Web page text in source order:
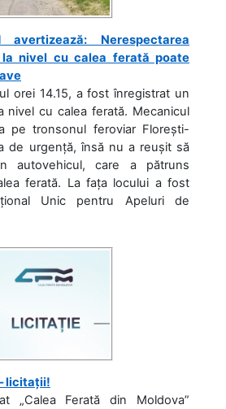
avertizează: Nerespectarea
nivel cu calea ferată poate
orei 14.15, a fost înregistrat un
nivel cu calea ferată. Mecanicul
pe tronsonul feroviar Florești-
de urgență, însă nu a reușit să
autovehicul, care a pătruns
ferată. La fața locului a fost
Unic pentru Apeluri de
licitații!
„Calea Ferată din Moldova”